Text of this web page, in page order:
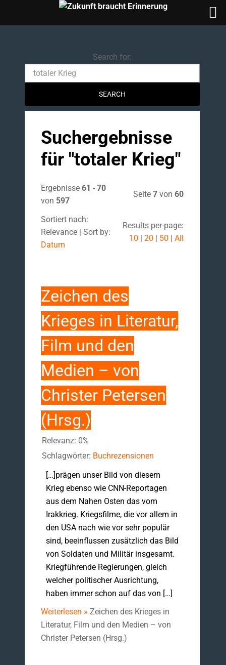
Search for:
Suchergebnisse
für "totaler Krieg"
Ergebnisse 61 - 70
von 597
Seite 7von 60
Sortiert nach:
Relevance | Sort by:
Datum
Results per-page:
10 | 20 | 50 | All
Zeichen des
Krieges in Literatur,
Film und den
Medien – von
Christer Petersen
(Hrsg.)
Relevanz: 0%
Schlagwörter: Buchrezensionen
[…]prägen unser Bild von diesem
Krieg ebenso wie CNN-Reportagen
aus dem Nahen Osten das vom
Irakkrieg. Kriegsfilme, die vor allem in
den USA nach wie vor sehr populär
sind, beeinflussen zusätzlich das Bild
von Soldaten und Militär insgesamt.
Kriegführende Regierungen, gleich
welcher politischer Ausrichtung,
haben immer schon auf das von […]
Weiterlesen » Zeichen des Krieges in
Literatur, Film und den Medien – von
Christer Petersen (Hrsg.)